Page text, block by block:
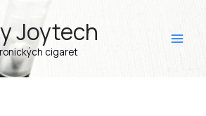
Joytech
cigaret